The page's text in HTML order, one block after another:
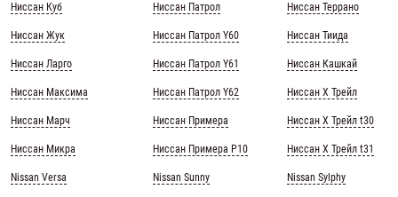
Ниссан Куб
Ниссан Жук
Ниссан Ларго
Ниссан Максима
Ниссан Марч
Ниссан Микра
Nissan Versa
Ниссан Патрол
Ниссан Патрол Y60
Ниссан Патрол Y61
Ниссан Патрол Y62
Ниссан Примера
Ниссан Примера Р10
Nissan Sunny
Ниссан Террано
Ниссан Тиида
Ниссан Кашкай
Ниссан Х Трейл
Ниссан Х Трейл t30
Ниссан Х Трейл t31
Nissan Sylphy